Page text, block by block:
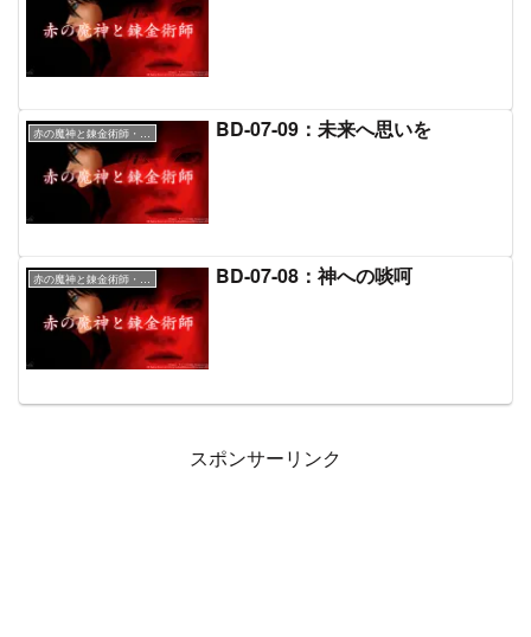
赤の魔神と錬金術師・本文 BD-07-09：未来へ思いを
赤の魔神と錬金術師・本文 BD-07-08：神への啖呵
スポンサーリンク